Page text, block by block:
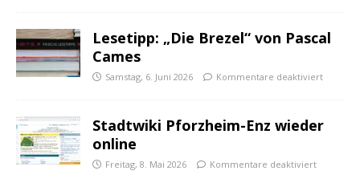
Lesetipp: „Die Brezel“ von Pascal
Cames
Samstag, 6. Juni 2026 Kommentare deaktiviert
Stadtwiki Pforzheim-Enz wieder
online
Freitag, 8. Mai 2026 Kommentare deaktiviert